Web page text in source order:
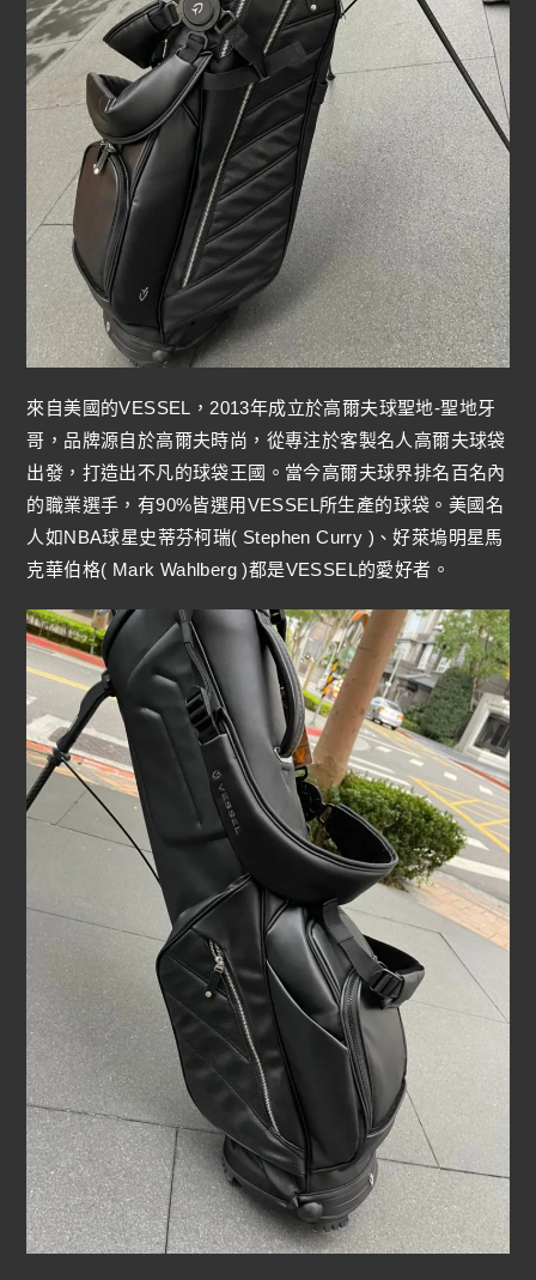
來自美國的VESSEL，2013年成立於高爾夫球聖地-聖地牙
哥，品牌源自於高爾夫時尚，從專注於客製名人高爾夫球袋
出發，打造出不凡的球袋王國。當今高爾夫球界排名百名內
的職業選手，有90%皆選用VESSEL所生產的球袋。美國名
人如NBA球星史蒂芬柯瑞( Stephen Curry )、好萊塢明星馬
克華伯格( Mark Wahlberg )都是VESSEL的愛好者。